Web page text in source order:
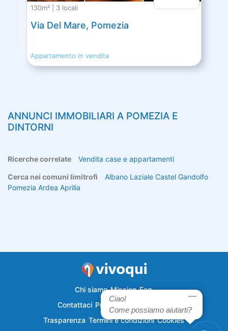
130m² | 3 locali
Via Del Mare, Pomezia
Appartamento in vendita
ANNUNCI IMMOBILIARI A POMEZIA E
DINTORNI
Ricerche correlate Vendita case e appartamenti
Cerca nei comuni limitrofi Albano Laziale Castel Gandolfo
Pomezia Ardea Aprilia
Chi siamo Mission Faq
Contattaci Privacy
Trasparenza Termini e condizioni Cookies
Ciao!
Come possiamo aiutarti?